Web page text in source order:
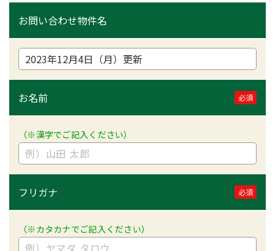
お問い合わせ物件名
お名前 必須
（※漢字でご記入ください）
フリガナ 必須
（※カタカナでご記入ください）